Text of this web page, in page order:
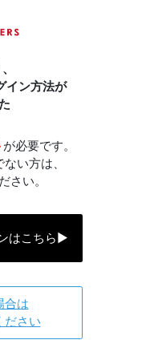
イン方法が
が必要です。
い方は、
さい。
はこちら▶
合は
ださい